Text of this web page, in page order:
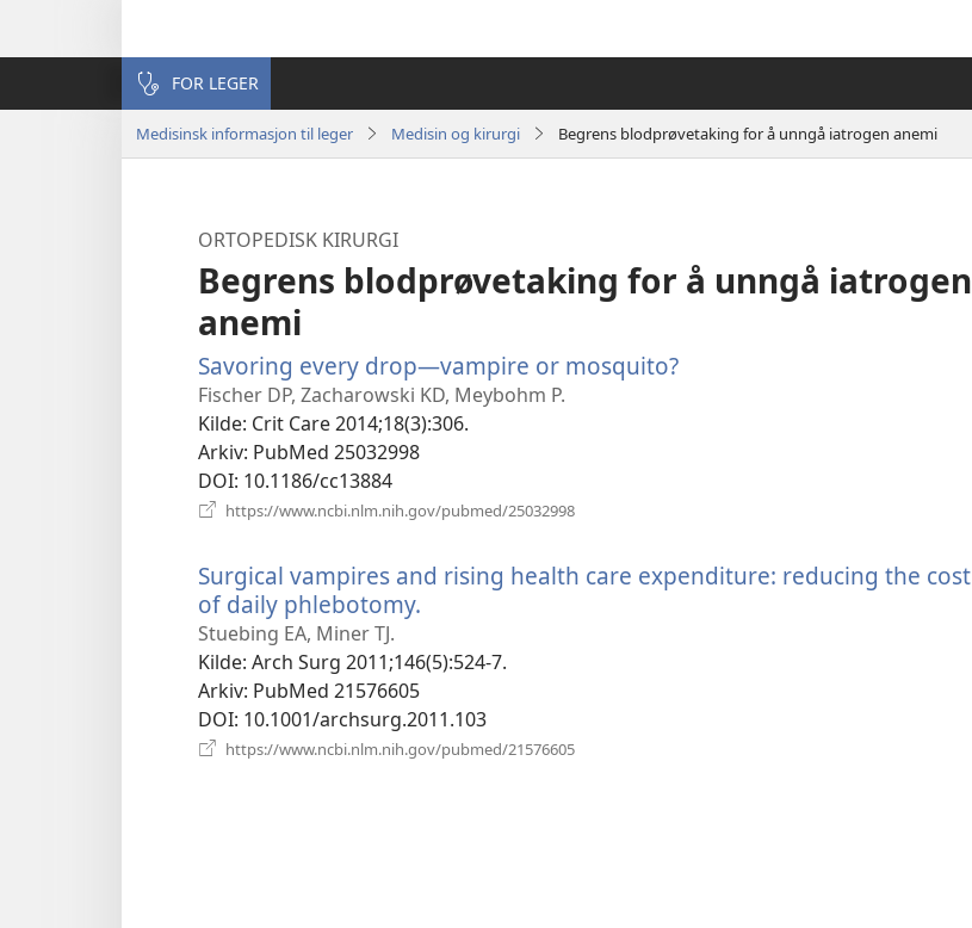
FOR LEGER
Medisinsk informasjon til leger Medisin og kirurgi Begrens blodprøvetaking for å unngå iatrogen anemi
ORTOPEDISK KIRURGI
Begrens blodprøvetaking for å unngå iatrogen
anemi
Savoring every drop—vampire or mosquito?
Fischer DP, Zacharowski KD, Meybohm P.
Kilde‎: Crit Care 2014;18(3):306.
Arkiv‎: PubMed 25032998
DOI‎: 10.1186/cc13884
https://www.ncbi.nlm.nih.gov/pubmed/25032998
Surgical vampires and rising health care expenditure: reducing the cost
of daily phlebotomy.
vindu)
Stuebing EA, Miner TJ.
Kilde‎: Arch Surg 2011;146(5):524-7.
Arkiv‎: PubMed 21576605
DOI‎: 10.1001/archsurg.2011.103
https://www.ncbi.nlm.nih.gov/pubmed/21576605